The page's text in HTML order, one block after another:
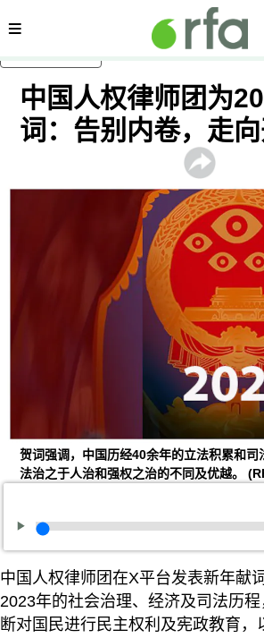
内容分类
中国人权律师团为
词：告别内卷，走
贺词强调，中国历经40余年的立法积累和司
法治之于人治和强权之治的不同及优越。
中国人权律师团在X平台发表新年献
2023年的社会治理、经济及司法历
断对国民进行民主权利及宪政教育，